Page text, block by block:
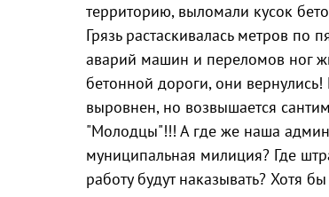
территорию, выломали кусок
Грязь растаскивалась метров по
аварий машин и переломов ног
бетонной дороги, они
выровнен, но возвышается
"Молодцы"!!! А где же наша
муниципальная милиция? Где
работу будут наказывать? Хотя